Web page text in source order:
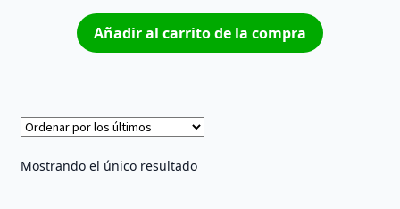
Añadir al carrito de la compra
Mostrando el único resultado